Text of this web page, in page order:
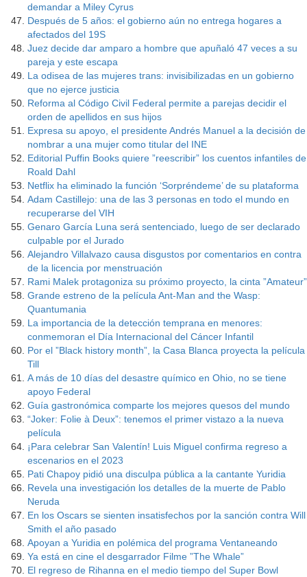
demandar a Miley Cyrus
Después de 5 años: el gobierno aún no entrega hogares a
afectados del 19S
Juez decide dar amparo a hombre que apuñaló 47 veces a su
pareja y este escapa
La odisea de las mujeres trans: invisibilizadas en un gobierno
que no ejerce justicia
Reforma al Código Civil Federal permite a parejas decidir el
orden de apellidos en sus hijos
Expresa su apoyo, el presidente Andrés Manuel a la decisión de
nombrar a una mujer como titular del INE
Editorial Puffin Books quiere ”reescribir” los cuentos infantiles de
Roald Dahl
Netflix ha eliminado la función ‘Sorpréndeme’ de su plataforma
Adam Castillejo: una de las 3 personas en todo el mundo en
recuperarse del VIH
Genaro García Luna será sentenciado, luego de ser declarado
culpable por el Jurado
Alejandro Villalvazo causa disgustos por comentarios en contra
de la licencia por menstruación
Rami Malek protagoniza su próximo proyecto, la cinta ”Amateur”
Grande estreno de la película Ant-Man and the Wasp:
Quantumania
La importancia de la detección temprana en menores:
conmemoran el Día Internacional del Cáncer Infantil
Por el ”Black history month”, la Casa Blanca proyecta la película
Till
A más de 10 días del desastre químico en Ohio, no se tiene
apoyo Federal
Guía gastronómica comparte los mejores quesos del mundo
“Joker: Folie à Deux”: tenemos el primer vistazo a la nueva
película
¡Para celebrar San Valentín! Luis Miguel confirma regreso a
escenarios en el 2023
Pati Chapoy pidió una disculpa pública a la cantante Yuridia
Revela una investigación los detalles de la muerte de Pablo
Neruda
En los Oscars se sienten insatisfechos por la sanción contra Will
Smith el año pasado
Apoyan a Yuridia en polémica del programa Ventaneando
Ya está en cine el desgarrador Filme ”The Whale”
El regreso de Rihanna en el medio tiempo del Super Bowl